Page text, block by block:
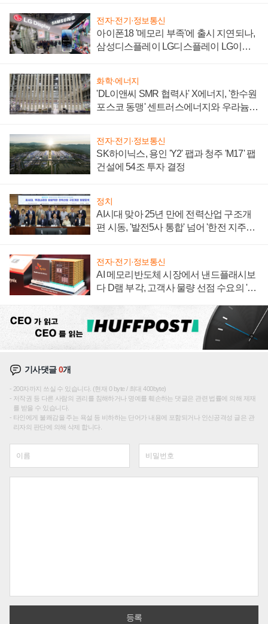
전자·전기·정보통신
아이폰18 '메모리 부족'에 출시 지연되나,
삼성디스플레이 LG디스플레이 LG이노
화학·에너지
'DL이앤씨 SMR 협력사' X에너지, '한수원
포스코 동맹' 센트러스에너지와 우라늄
전자·전기·정보통신
SK하이닉스, 용인 'Y2' 팹과 청주 'M17' 팹
건설에 54조 투자 결정
정치
AI시대 맞아 25년 만에 전력산업 구조개
편 시동, '발전5사 통합' 넘어 '한전 지주사'
전자·전기·정보통신
AI 메모리반도체 시장에서 낸드플래시보
다 D램 부각, 고객사 물량 선점 수요의 '우
기사댓글0개
200자까지 쓰실 수 있습니다. (현재 0 byte / 최대 400byte)
저작권 등 다른 사람의 권리를 침해하거나 명예를 훼손하는 댓글은 관련 법률에 의해 제재
를 받을 수 있습니다.
타인에게 불쾌감을 주는 욕설 등 비하하는 단어가 내용에 포함되거나 인신공격성 글은 관
리자의 판단에 의해 삭제 합니다.